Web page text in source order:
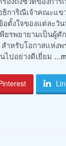
การิณีเจ้าคณะแ
ตั้งใจของแต่ละวั
รพยายามเป็นผู้
ำหรับโอกาสแห่
ไปอย่างดีเยี่ยม